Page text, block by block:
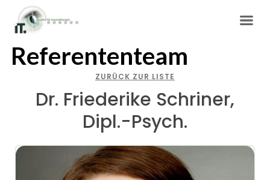
Referententeam
ZURÜCK ZUR LISTE
Dr. Friederike Schriner,
Dipl.-Psych.